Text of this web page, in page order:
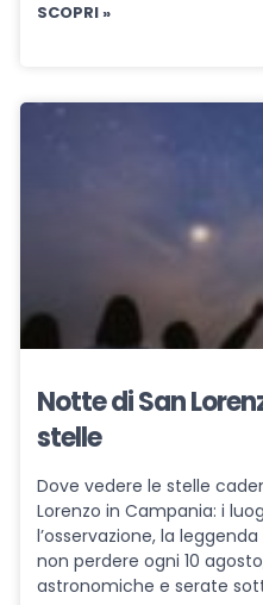
SCOPRI »
Notte di San
stelle
Dove vedere le stelle
Lorenzo in Campania: i
l’osservazione, la
non perdere ogni 10
astronomiche e serate